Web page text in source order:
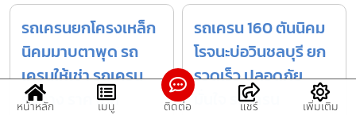
รถเครนยกโครงเหล็ก
นิคมมาบตาพุด รถ
เครนให้เช่า รถเครน
รับจ้าง ราคาถูก
รถเครน 160 ตันนิคม
โรจนะบ่อวินชลบุรี ยก
รวดเร็ว ปลอดภัย
มั่นใจ รถเครน
หน้าหลัก เมนู ติดต่อ แชร์ เพิ่มเติม